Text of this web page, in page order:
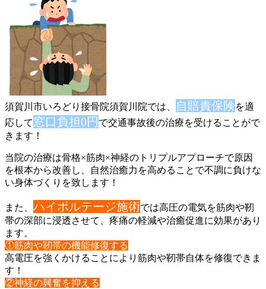
須賀川市いろどり接骨院須賀川院では、 自賠責保険を適
応して 窓口負担0円 で交通事故後の治療を受けることがで
きます！
当院の治療は骨格×筋肉×神経のトリプルアプローチで原因
を根本から改善し、自然治癒力を高めることで不調に負けな
い身体づくり を致します！
また、 ハイボルテージ施術では高圧の電気を筋肉や靭
帯の深部に浸透させて、疼痛の軽減や治癒促進に効果があり
ます。
①筋肉や靭帯の機能修復する
高電圧を強くかけることにより筋肉や靭帯自体を修復できま
す！
②神経の興奮を抑える